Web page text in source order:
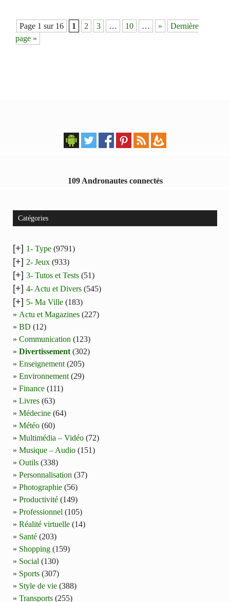
Navigation
des
Page 1 sur 16 1 2 3 … 10 … »
Dernière
page »
109 Andronautes connectés
Catégories
[+] 1- Type (9791)
[+] 2- Jeux (933)
[+] 3- Tutos et Tests (51)
[+] 4- Actu et Divers (545)
[+] 5- Ma Ville (183)
Actu et Magazines (227)
BD (12)
Communication (123)
Divertissement (302)
Enseignement (205)
Environnement (29)
Finance (111)
Livres (63)
Médecine (64)
Météo (60)
Multimédia – Vidéo (72)
Musique – Audio (151)
Outils (338)
Personnalisation (37)
Photographie (56)
Productivité (149)
Professionnel (105)
Réalité virtuelle (14)
Santé (203)
Shopping (159)
Social (130)
Sports (307)
Style de vie (388)
Transports (255)